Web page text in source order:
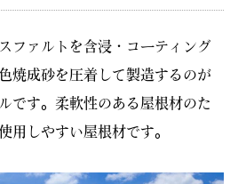
ファルトを含浸・コーティング
焼成砂を圧着して製造するのが
です。柔軟性のある屋根材のた
用しやすい屋根材です。